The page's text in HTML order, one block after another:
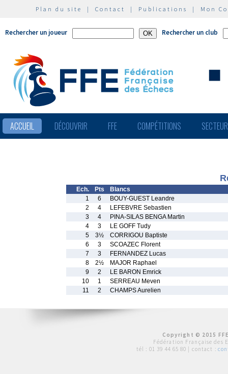
Plan du site | Contact | Publications | Mon
Rechercher un joueur Rechercher un club
ACCUEIL DÉCOUVRIR FFE COMPÉTITIONS
Ech. Pts
Blancs
1
6
BOUY-GUEST Leandre
2
4
LEFEBVRE Sebastien
3
4
PINA-SILAS BENGA Martin
4
3
LE GOFF Tudy
5
3½
CORRIGOU Baptiste
6
3
SCOAZEC Florent
7
3
FERNANDEZ Lucas
8
2½
MAJOR Raphael
9
2
LE BARON Emrick
10
1
SERREAU Meven
11
2 CHAMPS Aurelien
Copyright © 2015
Fédération Française des
tél : 01 39 44 65 80 | contact :